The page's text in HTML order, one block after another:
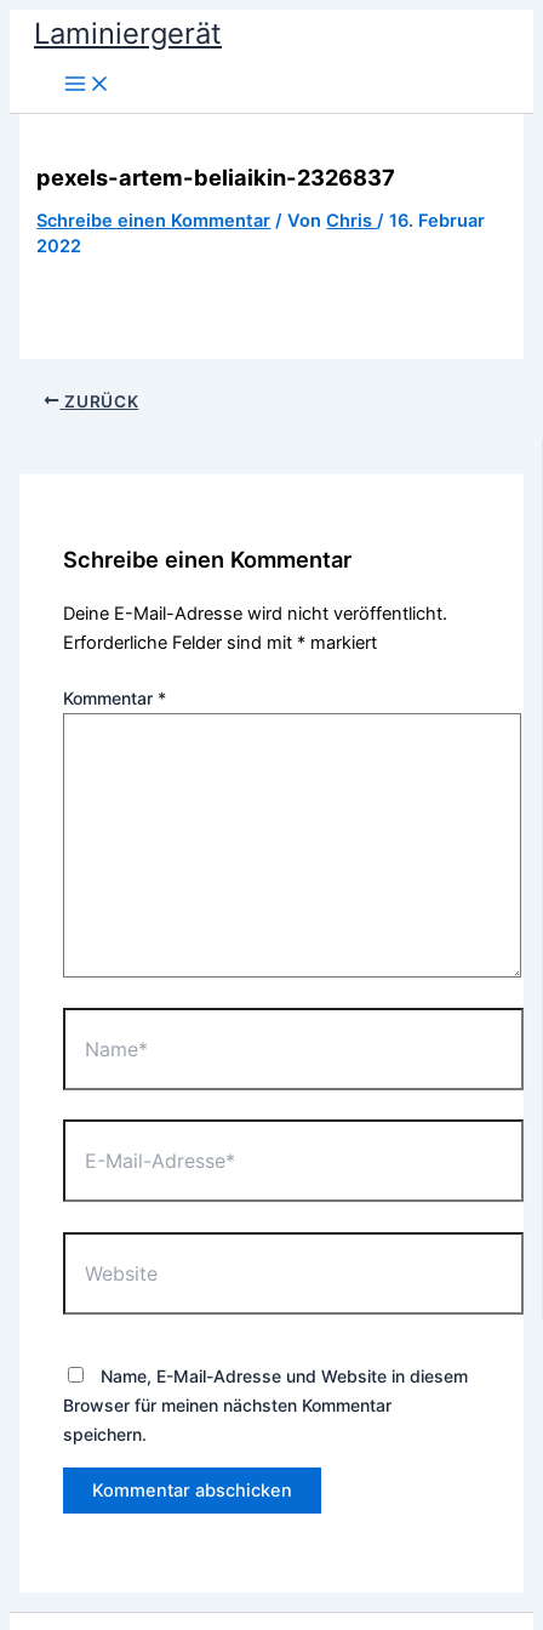
Zum
Inhalt
springen
Laminiergerät
pexels-artem-beliaikin-2326837
Schreibe einen Kommentar / VonChris/16. Februar
2022
ZURÜCK
Schreibe einen Kommentar
Deine E-Mail-Adresse wird nicht veröffentlicht.
Erforderliche Felder sind mit * markiert
Kommentar *
Mail-
Name, E-Mail-Adresse und Website in diesem
Browser für meinen nächsten Kommentar
speichern.